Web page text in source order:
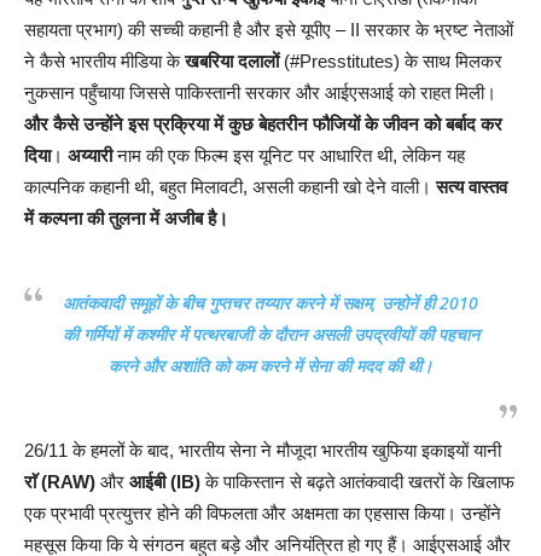
सहायता प्रभाग) की सच्ची कहानी है और इसे यूपीए – II सरकार के भ्रष्ट नेताओं
ने कैसे भारतीय मीडिया केखबरिया दलालों(#Presstitutes) के साथ मिलकर
नुकसान पहुँचाया जिससे पाकिस्तानी सरकार और आईएसआई को राहत मिली।
और कैसे उन्होंने इस प्रक्रिया में कुछ बेहतरीन फौजियों के जीवन को बर्बाद कर
दिया। अय्यारीनाम की एक फिल्म इस यूनिट पर आधारित थी, लेकिन यह
काल्पनिक कहानी थी, बहुत मिलावटी, असली कहानी खो देने वाली।सत्य वास्तव
में कल्पना की तुलना में अजीब है।
आतंकवादी समूहों के बीच गुप्तचरतय्यारकरने में सक्षम, उन्होनें ही 2010
की गर्मियों में कश्मीर में पत्थरबाजी के दौरानअसली उपद्रवीयों की पहचान
करने और अशांति को कम करने में सेना की मदद की थी।
26/11 के हमलों के बाद, भारतीय सेना ने मौजूदा भारतीय खुफिया इकाइयों यानी
राॅ (RAW) और आईबी (IB)के पाकिस्तान से बढ़ते आतंकवादी खतरों के खिलाफ
एक प्रभावी प्रत्युत्तर होने की विफलता और अक्षमता का एहसास किया। उन्होंने
महसूस किया कि ये संगठन बहुत बड़े और अनियंत्रित हो गए हैं। आईएसआई और